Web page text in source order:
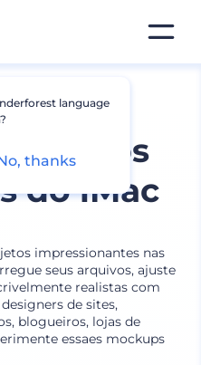
do iMac
impressionantes nas
seus arquivos, ajuste
realistas com
de sites,
blogueiros, lojas de
essaes mockups
language
thanks